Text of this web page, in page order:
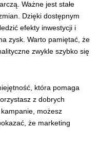
Ważne jest stałe
Dzięki dostępnym
efekty inwestycji i
zysk. Warto pamiętać, że
zwykle szybko się
która pomaga
z dobrych
możesz
że marketing